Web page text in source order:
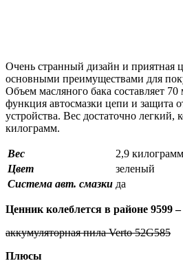
Очень странный дизайн и приятная
основными преимуществами для
Объем масляного бака составляет 70
функция автосмазки цепи и защита
устройства. Вес достаточно легкий,
килограмм.
Вес
2,9 килограмм
Цвет
зеленый
Система авт. смазки да
Ценник колеблется в районе 9599
аккумуляторная пила Verto 52G585
Плюсы